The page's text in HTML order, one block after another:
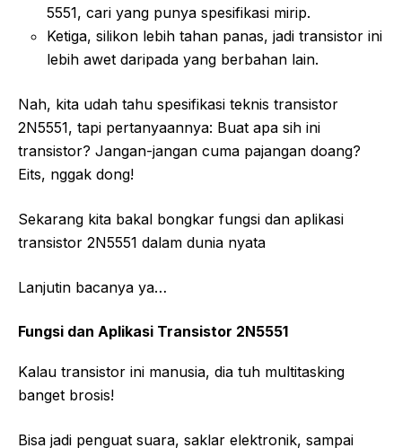
5551, cari yang punya spesifikasi mirip.
Ketiga, silikon lebih tahan panas, jadi transistor ini
lebih awet daripada yang berbahan lain.
Nah, kita udah tahu spesifikasi teknis transistor
2N5551, tapi pertanyaannya: Buat apa sih ini
transistor? Jangan-jangan cuma pajangan doang?
Eits, nggak dong!
Sekarang kita bakal bongkar fungsi dan aplikasi
transistor 2N5551 dalam dunia nyata
Lanjutin bacanya ya…
Fungsi dan Aplikasi Transistor 2N5551
Kalau transistor ini manusia, dia tuh multitasking
banget brosis!
Bisa jadi penguat suara, saklar elektronik, sampai